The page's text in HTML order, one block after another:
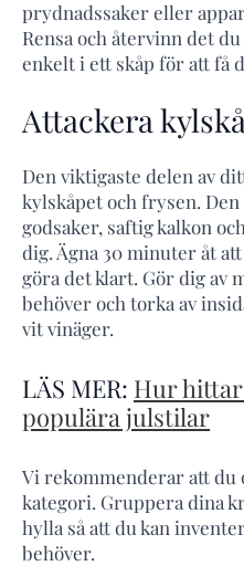
prydnadssaker eller
Rensa och återvinn det
enkelt i ett skåp för att få
Attackera
Den viktigaste delen av
kylskåpet och frysen. Den
godsaker, saftig kalkon
dig. Ägna 30 minuter åt
göra det klart. Gör dig av
behöver och torka av
vit vinäger.
LÄS MER: Hur hittar
populära julstilar
Vi rekommenderar att
kategori. Gruppera dina
hylla så att du kan
behöver.